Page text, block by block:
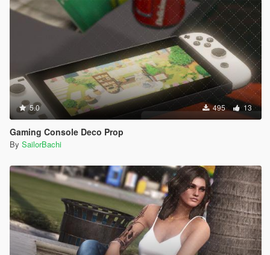
5.0 495 13
Gaming Console Deco Prop
By SailorBachi